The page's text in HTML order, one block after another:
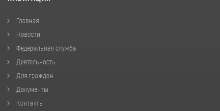
Главная
Новости
Федеральная служба
Деятельность
Для граждан
Документы
Контакты